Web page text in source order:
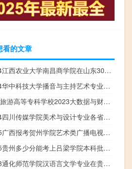
看的文章
2024江西农业大学南昌商学院在山东30环境设计专业最低录取分数线 最低478.5分
2024华中科技大学播音与主持艺术专业各省录取分数线
上海旅游高等专科学校2023大数据与财务管理各省录取分数线
2024四川传媒学院美术与设计专业各省录取分数线
2025广西报考贺州学院艺术类广播电视编导专业最低多少分 53.44左右(含2022-2024分数)
2025贵州多少分能考上吕梁学院本科批专业 2024最低434分
2023通化师范学院汉语言文学专业在贵州录取分数线